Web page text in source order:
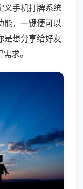
义手机打牌系统
能，一键便可以
是想分享给好友
求。